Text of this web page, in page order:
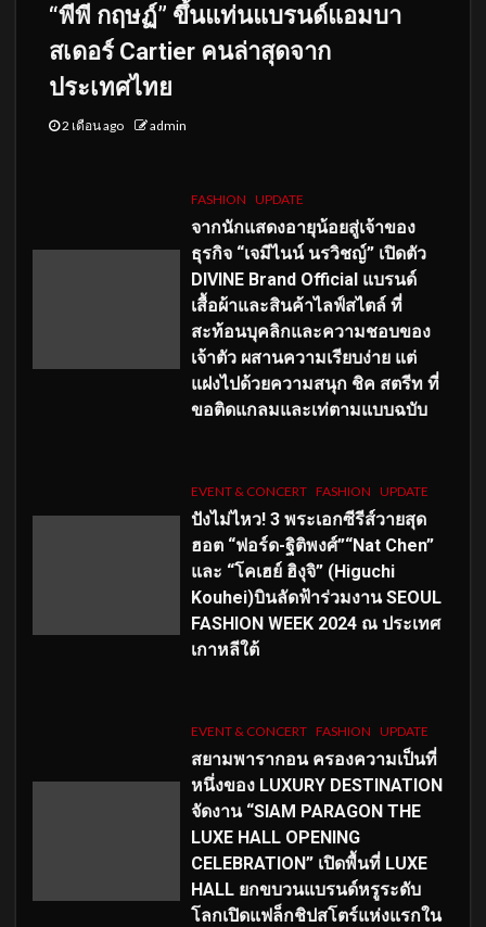
“พีพี กฤษฏ์” ขึ้นแท่นแบรนด์แอมบา
สเดอร์ Cartier คนล่าสุดจาก
ประเทศไทย
2 เดือน ago admin
FASHION UPDATE
จากนักแสดงอายุน้อยสู่เจ้าของ
ธุรกิจ “เจมีไนน์ นรวิชญ์” เปิดตัว
DIVINE Brand Official แบรนด์
เสื้อผ้าและสินค้าไลฟ์สไตล์ ที่
สะท้อนบุคลิกและความชอบของ
เจ้าตัว ผสานความเรียบง่าย แต่
แฝงไปด้วยความสนุก ชิค สตรีท ที่
ขอติดแกลมและเท่ตามแบบฉบับ
EVENT & CONCERT FASHION UPDATE
ปังไม่ไหว! 3 พระเอกซีรีส์วายสุด
ฮอต “ฟอร์ด-ฐิติพงศ์”“Nat Chen”
และ “โคเฮย์ ฮิงุจิ” (Higuchi
Kouhei)บินลัดฟ้าร่วมงาน SEOUL
FASHION WEEK 2024 ณ ประเทศ
เกาหลีใต้
EVENT & CONCERT FASHION UPDATE
สยามพารากอน ครองความเป็นที่
หนึ่งของ LUXURY DESTINATION
จัดงาน “SIAM PARAGON THE
LUXE HALL OPENING
CELEBRATION” เปิดพื้นที่ LUXE
HALL ยกขบวนแบรนด์หรูระดับ
โลกเปิดแฟล็กชิปสโตร์แห่งแรกใน